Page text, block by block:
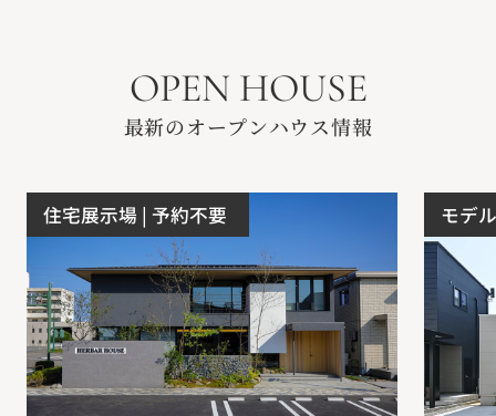
OPEN HOUSE
最新のオープンハウス情報
住宅展示場 | 予約不要 モデ